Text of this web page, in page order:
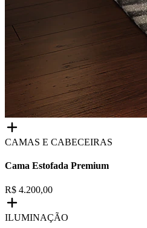
CAMAS E CABECEIRAS
Cama Estofada Premium
R$ 4.200,00
ILUMINAÇÃO